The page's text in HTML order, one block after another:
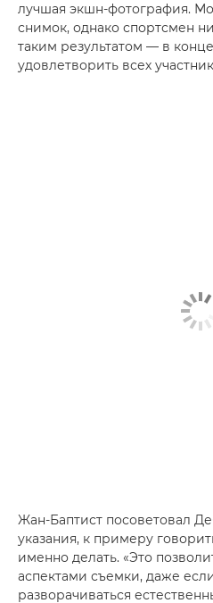
лучшая экшн-фотография.
снимок, однако спортсмен
таким результатом — в
удовлетворить всех
Жан-Баптист посоветовал
указания, к примеру
именно делать. «Это
аспектами съемки, даже
разворачиваться